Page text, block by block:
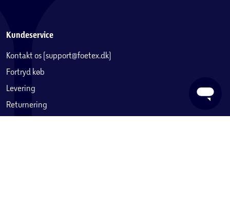
Kundeservice
Kontakt os (support@foetex.dk)
Fortryd køb
Levering
Returnering